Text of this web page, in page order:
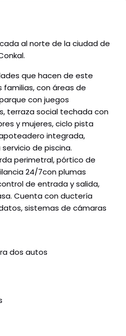
al norte de la ciudad de
que hacen de este
con áreas de
con juegos
terraza social techada con
y mujeres, ciclo pista
integrada,
de piscina.
perimetral, pórtico de
24/7con plumas
de entrada y salida,
Cuenta con ductería
sistemas de cámaras
dos autos